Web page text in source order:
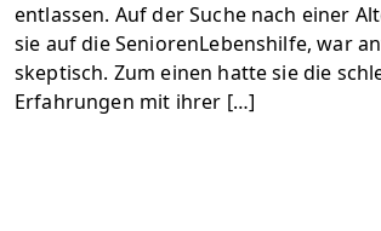
entlassen. Auf der Suche nach einer
sie auf die SeniorenLebenshilfe, war
skeptisch. Zum einen hatte sie die
Erfahrungen mit ihrer […]